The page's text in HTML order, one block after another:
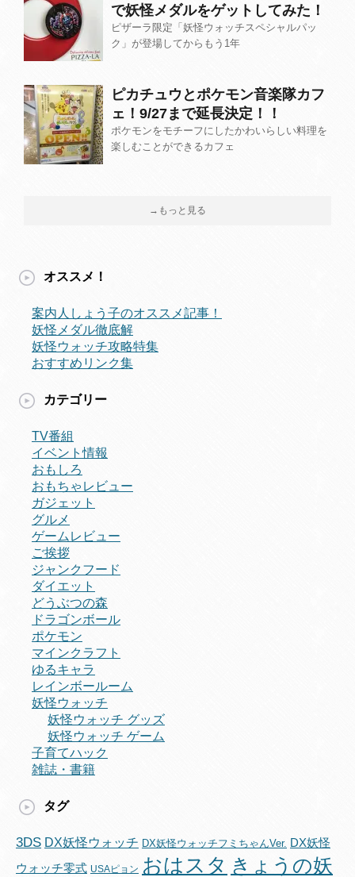
で妖怪メダルをゲットしてみた！
ピザーラ限定「妖怪ウォッチスペシャルパッ
ク」が登場してからもう1年
ピカチュウとポケモン音楽隊カフ
ェ！9/27まで延長決定！！
ポケモンをモチーフにしたかわいらしい料理を
楽しむことができるカフェ
→もっと見る
オススメ！
案内人しょう子のオススメ記事！
妖怪メダル徹底解
妖怪ウォッチ攻略特集
おすすめリンク集
カテゴリー
TV番組
イベント情報
おもしろ
おもちゃレビュー
ガジェット
グルメ
ゲームレビュー
ご挨拶
ジャンクフード
ダイエット
どうぶつの森
ドラゴンボール
ポケモン
マインクラフト
ゆるキャラ
レインボールーム
妖怪ウォッチ
妖怪ウォッチ グッズ
妖怪ウォッチ ゲーム
子育てハック
雑誌・書籍
タグ
3DS DX妖怪ウォッチ DX妖怪ウォッチフミちゃんVer. DX妖怪
ウォッチ零式 USAピョン おはスタ きょうの妖